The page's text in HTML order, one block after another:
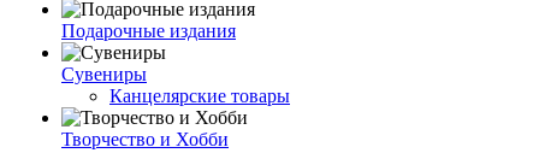
Подарочные издания
Сувениры
Канцелярские товары
Творчество и Хобби